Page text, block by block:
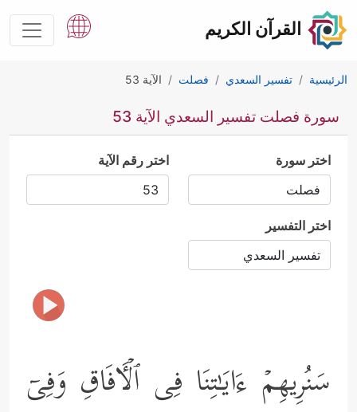
القرآن الكريم
الرئيسية تفسير السعدي فصلت الآية 53
سورة فصلت تفسير السعدي الآية 53
اختر سورة اختر رقم الآية
اختر التفسير
سَنُرِیهِمۡ ءَایَـٰتِنَا فِی ٱلۡـَٔافَاقِ وَفِیۤ